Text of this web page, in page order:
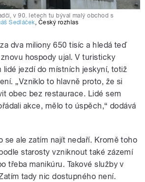
v 90. letech tu býval malý obchod s
Sedláček, Český rozhlas
dva miliony 650 tisíc a hledá teď
hospody ujal. V turisticky
lidé jezdí do místních jeskyní, totiž
„Vzniklo to hlavně proto, že si
obec bez restaurace. Lidé sem
akce, mělo to úspěch,“ dodává
se ale zatím najít nedaří. Kromě toho
starosty vzniknout také zázemí
třeba manikúru. Takové služby v
tady nic dostupného není.